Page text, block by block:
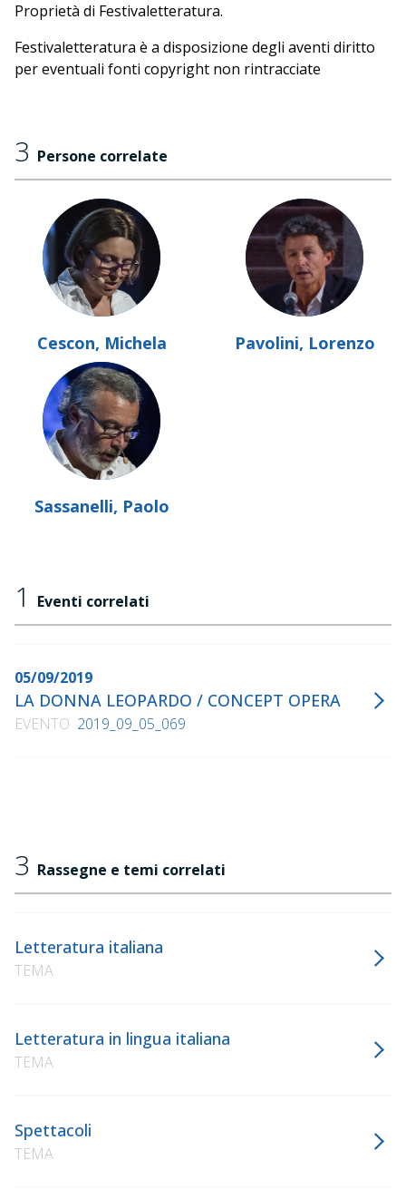
Proprietà di Festivaletteratura.
Festivaletteratura è a disposizione degli aventi diritto
per eventuali fonti copyright non rintracciate
3 Persone correlate
Cescon, Michela Pavolini, Lorenzo
Sassanelli, Paolo
1 Eventi correlati
05/09/2019
LA DONNA LEOPARDO / CONCEPT OPERA
EVENTO 2019_09_05_069
3 Rassegne e temi correlati
Letteratura italiana
TEMA
Letteratura in lingua italiana
TEMA
Spettacoli
TEMA